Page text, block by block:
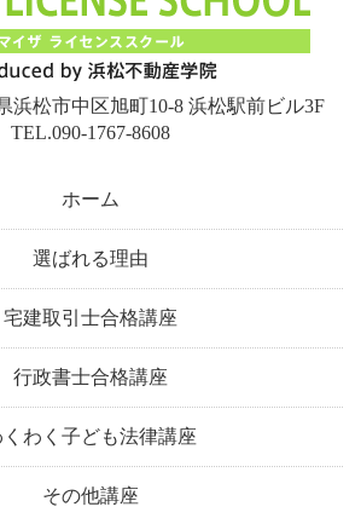
浜松市中区旭町10-8 浜松駅前ビル3F
TEL.090-1767-8608
ホーム
選ばれる理由
宅建取引士合格講座
行政書士合格講座
くわく子ども法律講座
その他講座